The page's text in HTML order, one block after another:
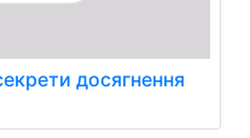
досягнення